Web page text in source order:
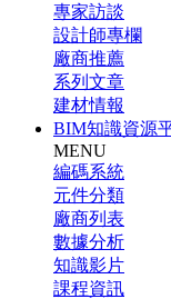
專家訪談
設計師專欄
廠商推薦
系列文章
建材情報
BIM知識資源
MENU
編碼系統
元件分類
廠商列表
數據分析
知識影片
課程資訊